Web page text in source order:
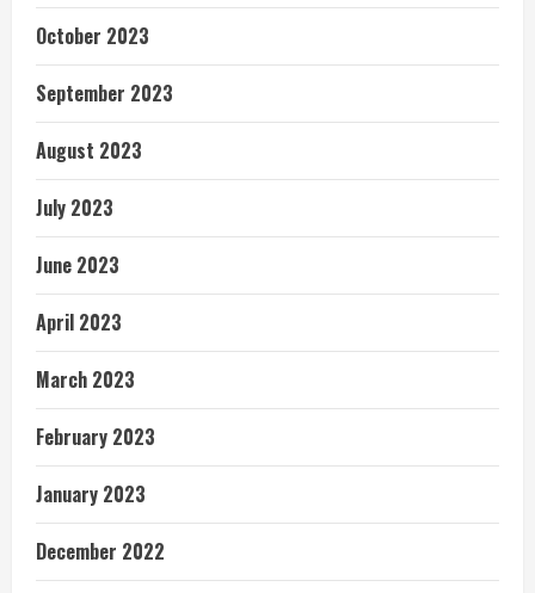
October 2023
September 2023
August 2023
July 2023
June 2023
April 2023
March 2023
February 2023
January 2023
December 2022